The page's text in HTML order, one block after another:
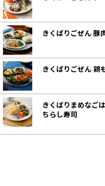
きくばりごぜん 豚
きくばりごぜん 鶏
きくばりまめなご
ちらし寿司